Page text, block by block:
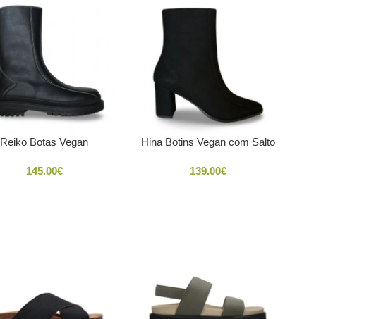
Reiko Botas Vegan
145.00€
Hina Botins Vegan com Salto
139.00€